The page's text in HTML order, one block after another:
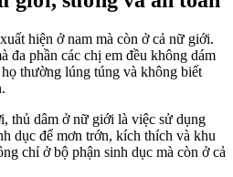
hiện ở nam mà còn ở cả nữ giới.
đa phần các chị em đều không dám
thường lúng túng và không biết
thủ dâm ở nữ giới là việc sử dụng
dục để mơn trớn, kích thích và khu
chỉ ở bộ phận sinh dục mà còn ở cả